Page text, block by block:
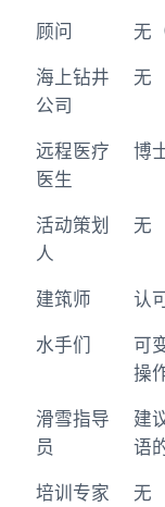
顾问
无
海上钻井
公司
无
远程医疗
医生
博
活动策划
人
无
建筑师
认
水手们
可
操
滑雪指导
员
建
语
培训专家
无